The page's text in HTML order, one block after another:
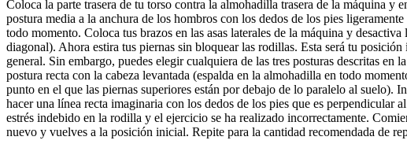
Coloca la parte trasera de tu torso contra la almohadilla trasera de la máquina y
postura media a la anchura de los hombros con los dedos de los pies
todo momento. Coloca tus brazos en las asas laterales de la máquina y
diagonal). Ahora estira tus piernas sin bloquear las rodillas. Esta será tu
general. Sin embargo, puedes elegir cualquiera de las tres posturas descritas
postura recta con la cabeza levantada (espalda en la almohadilla en todo
punto en el que las piernas superiores están por debajo de lo paralelo al suelo).
hacer una línea recta imaginaria con los dedos de los pies que es perpendicular
estrés indebido en la rodilla y el ejercicio se ha realizado incorrectamente.
nuevo y vuelves a la posición inicial. Repite para la cantidad recomendada de